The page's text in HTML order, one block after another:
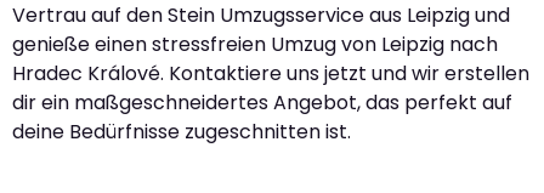
Vertrau auf den Stein Umzugsservice aus Leipzig und
genieße einen stressfreien Umzug von Leipzig nach
Hradec Králové. Kontaktiere uns jetzt und wir erstellen
dir ein maßgeschneidertes Angebot, das perfekt auf
deine Bedürfnisse zugeschnitten ist.